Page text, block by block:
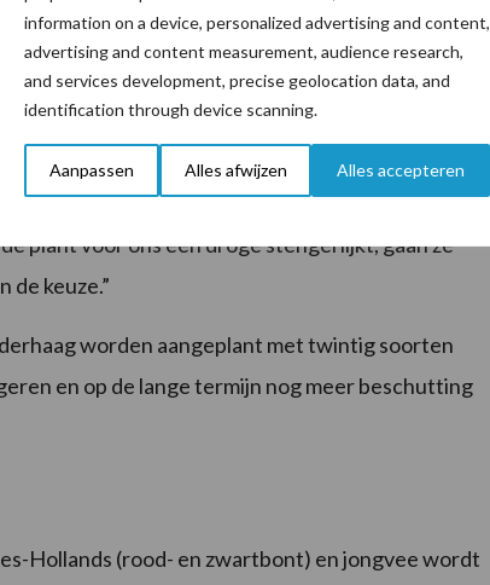
information on a device, personalized advertising and content,
advertising and content measurement, audience research,
and services development, precise geolocation data, and
identification through device scanning.
Aanpassen Alles afwijzen Alles accepteren
van het grasland is ingezaaid met kruidenrijk
mengsels van Pure Graze. Deze soortenrijke
plantensoorten kunnen opnemen, waar ze op dat
het jaar eten de koeien de bladeren hiervan,
plant voor ons een droge stengel lijkt, gaan ze
de keuze.”
worden aangeplant met twintig soorten
en op de lange termijn nog meer beschutting
Hollands (rood- en zwartbont) en jongvee wordt